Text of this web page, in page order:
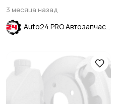
HYUNDAI SOLARIS 2017-
2024
3 месяца назад
Auto24.PRO Автозапчасти